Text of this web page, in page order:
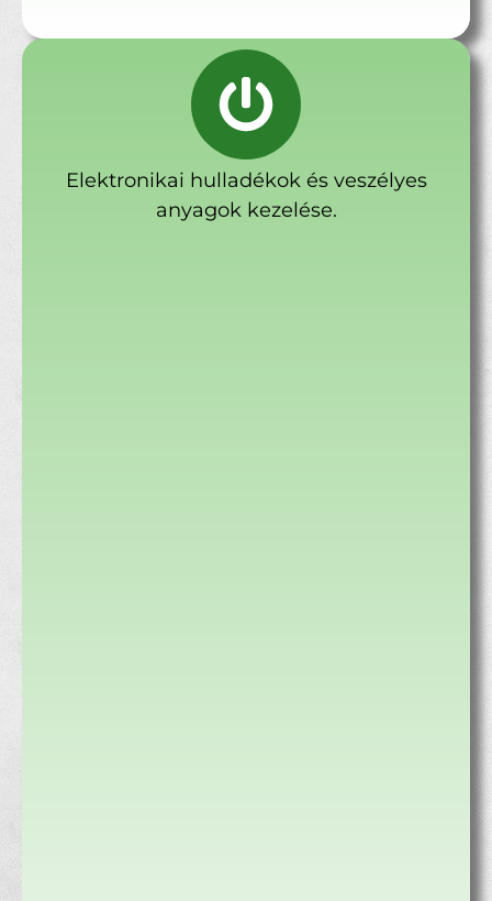
Elektronikai hulladékok és veszélyes
anyagok kezelése.